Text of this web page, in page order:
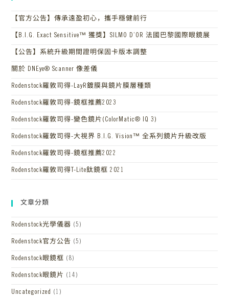
【官方公告】傳承遠盈初心，攜手穩健前行
【B.I.G. Exact Sensitive™ 獲獎】SILMO D’OR 法國巴黎國際眼鏡展
【公告】系統升級期間證明保固卡版本調整
關於 DNEye® Scanner 像差儀
Rodenstock羅敦司得-LayR鍍膜與鏡片膜層種類
Rodenstock羅敦司得-鏡框推薦2023
Rodenstock羅敦司得-變色鏡片(ColorMatic® IQ 3)
Rodenstock羅敦司得-大視界 B.I.G. Vision™ 全系列鏡片升級改版
Rodenstock羅敦司得-鏡框推薦2022
Rodenstock羅敦司得T-Lite鈦鏡框 2021
文章分類
Rodenstock光學儀器 (5)
Rodenstock官方公告 (5)
Rodenstock眼鏡框 (8)
Rodenstock眼鏡片 (14)
Uncategorized (1)